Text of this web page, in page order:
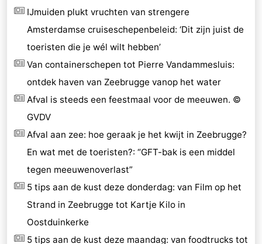
IJmuiden plukt vruchten van strengere
Amsterdamse cruiseschepenbeleid: ‘Dit zijn juist de
toeristen die je wél wilt hebben’
Van containerschepen tot Pierre Vandammesluis:
ontdek haven van Zeebrugge vanop het water
Afval is steeds een feestmaal voor de meeuwen. ©
GVDV
Afval aan zee: hoe geraak je het kwijt in Zeebrugge?
En wat met de toeristen?: “GFT-bak is een middel
tegen meeuwenoverlast”
5 tips aan de kust deze donderdag: van Film op het
Strand in Zeebrugge tot Kartje Kilo in
Oostduinkerke
5 tips aan de kust deze maandag: van foodtrucks tot